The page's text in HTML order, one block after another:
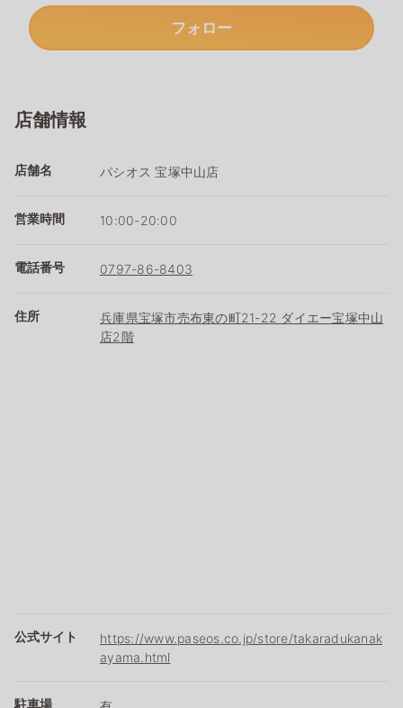
フォロー
店舗情報
店舗名 パシオス 宝塚中山店
営業時間 10:00-20:00
電話番号 0797-86-8403
住所
兵庫県宝塚市売布東の町21-22 ダイエー宝塚中山
店2階
公式サイト
https://www.paseos.co.jp/store/takaradukanak
ayama.html
駐車場